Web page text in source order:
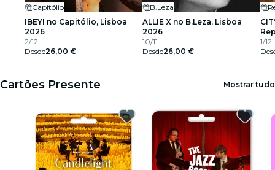
Capitólio
IBEYI no Capitólio, Lisboa
2026
2/12
Desde26,00 €
B.Leza
ALLIE X no B.Leza, Lisboa
2026
10/11
Desde26,00 €
1/12
Cartões Presente Mostrar tudo